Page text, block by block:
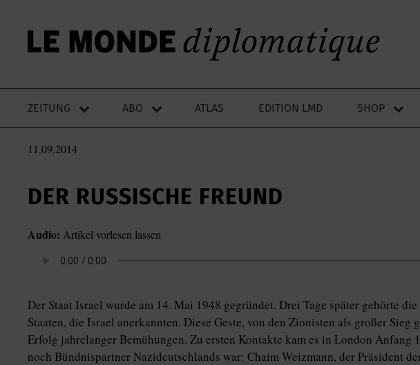
ZEITUNG ABO ATLAS EDITION LMD SHOP
11.09.2014
DER RUSSISCHE FREUND
Audio: Artikel vorlesen lassen
Der Staat Israel wurde am 14. Mai 1948 gegründet. Drei Tage später gehörte die
Staaten, die Israel anerkannten. Diese Geste, von den Zionisten als großer Sieg
Erfolg jahrelanger Bemühungen. Zu ersten Kontakte kam es in London Anfang
noch Bündnispartner Nazideutschlands war: Chaim Weizmann, der Präsident